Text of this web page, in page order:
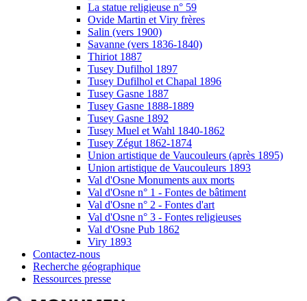
La statue religieuse n° 59
Ovide Martin et Viry frères
Salin (vers 1900)
Savanne (vers 1836-1840)
Thiriot 1887
Tusey Dufilhol 1897
Tusey Dufilhol et Chapal 1896
Tusey Gasne 1887
Tusey Gasne 1888-1889
Tusey Gasne 1892
Tusey Muel et Wahl 1840-1862
Tusey Zégut 1862-1874
Union artistique de Vaucouleurs (après 1895)
Union artistique de Vaucouleurs 1893
Val d'Osne Monuments aux morts
Val d'Osne n° 1 - Fontes de bâtiment
Val d'Osne n° 2 - Fontes d'art
Val d'Osne n° 3 - Fontes religieuses
Val d'Osne Pub 1862
Viry 1893
Contactez-nous
Recherche géographique
Ressources presse